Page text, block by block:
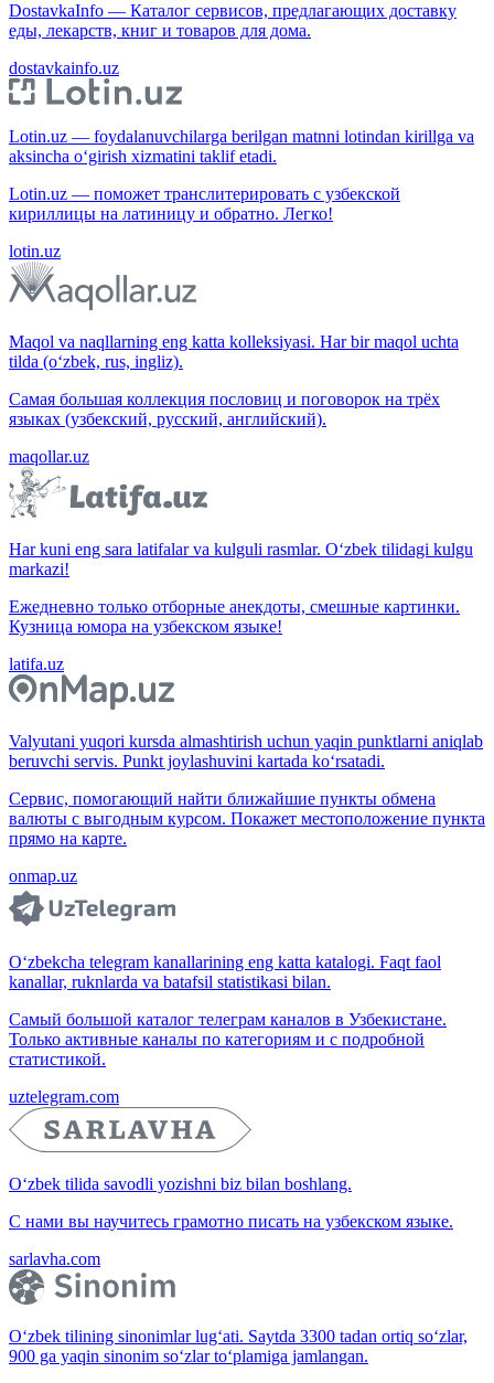
DostavkaInfo — Каталог сервисов, предлагающих доставку
еды, лекарств, книг и товаров для дома.
dostavkainfo.uz
Lotin.uz — foydalanuvchilarga berilgan matnni lotindan kirillga va
aksincha o‘girish xizmatini taklif etadi.
Lotin.uz — поможет транслитерировать с узбекской
кириллицы на латиницу и обратно. Легко!
lotin.uz
Maqol va naqllarning eng katta kolleksiyasi. Har bir maqol uchta
tilda (o‘zbek, rus, ingliz).
Самая большая коллекция пословиц и поговорок на трёх
языках (узбекский, русский, английский).
maqollar.uz
Har kuni eng sara latifalar va kulguli rasmlar. O‘zbek tilidagi kulgu
markazi!
Ежедневно только отборные анекдоты, смешные картинки.
Кузница юмора на узбекском языке!
latifa.uz
Valyutani yuqori kursda almashtirish uchun yaqin punktlarni aniqlab
beruvchi servis. Punkt joylashuvini kartada ko‘rsatadi.
Сервис, помогающий найти ближайшие пункты обмена
валюты с выгодным курсом. Покажет местоположение пункта
прямо на карте.
onmap.uz
O‘zbekcha telegram kanallarining eng katta katalogi. Faqt faol
kanallar, ruknlarda va batafsil statistikasi bilan.
Самый большой каталог телеграм каналов в Узбекистане.
Только активные каналы по категориям и с подробной
статистикой.
uztelegram.com
O‘zbek tilida savodli yozishni biz bilan boshlang.
С нами вы научитесь грамотно писать на узбекском языке.
sarlavha.com
O‘zbek tilining sinonimlar lug‘ati. Saytda 3300 tadan ortiq so‘zlar,
900 ga yaqin sinonim so‘zlar to‘plamiga jamlangan.